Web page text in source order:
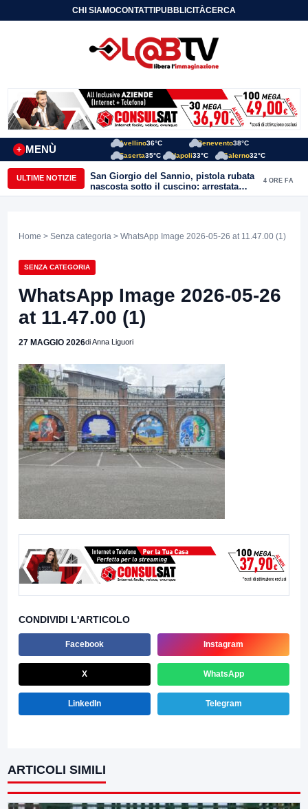
CHI SIAMOCONTATTIPUBBLICITÀCERCA
MENÙ
+
Avellino36°C Benevento38°C
Caserta35°C Napoli33°C Salerno32°C
ULTIME NOTIZIE
San Giorgio del Sannio, pistola rubata
nascosta sotto il cuscino: arrestata
51enne
4 ORE FA
Home > Senza categoria > WhatsApp Image 2026-05-26 at 11.47.00 (1)
SENZA CATEGORIA
WhatsApp Image 2026-05-26
at 11.47.00 (1)
27 MAGGIO 2026di Anna Liguori
CONDIVIDI L'ARTICOLO
Facebook Instagram
X WhatsApp
LinkedIn Telegram
ARTICOLI SIMILI